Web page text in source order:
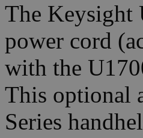
The Keysight
power cord
with the
This optional
Series